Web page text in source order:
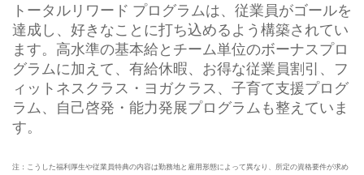
トータルリワード プログラムは、従業員がゴールを
達成し、好きなことに打ち込めるよう構築されてい
ます。高水準の基本給とチーム単位のボーナスプロ
グラムに加えて、有給休暇、お得な従業員割引、フ
ィットネスクラス・ヨガクラス、子育て支援プログ
ラム、自己啓発・能力発展プログラムも整えていま
す。
注：こうした福利厚生や従業員特典の内容は勤務地と雇用形態によって異なり、所定の資格要件が求め